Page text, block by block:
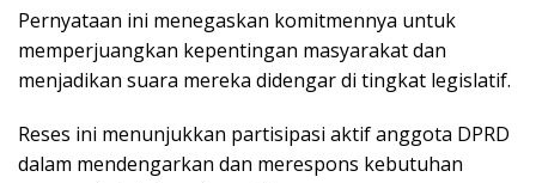
Pernyataan ini menegaskan komitmennya untuk
memperjuangkan kepentingan masyarakat dan
menjadikan suara mereka didengar di tingkat legislatif.
Reses ini menunjukkan partisipasi aktif anggota DPRD
dalam mendengarkan dan merespons kebutuhan